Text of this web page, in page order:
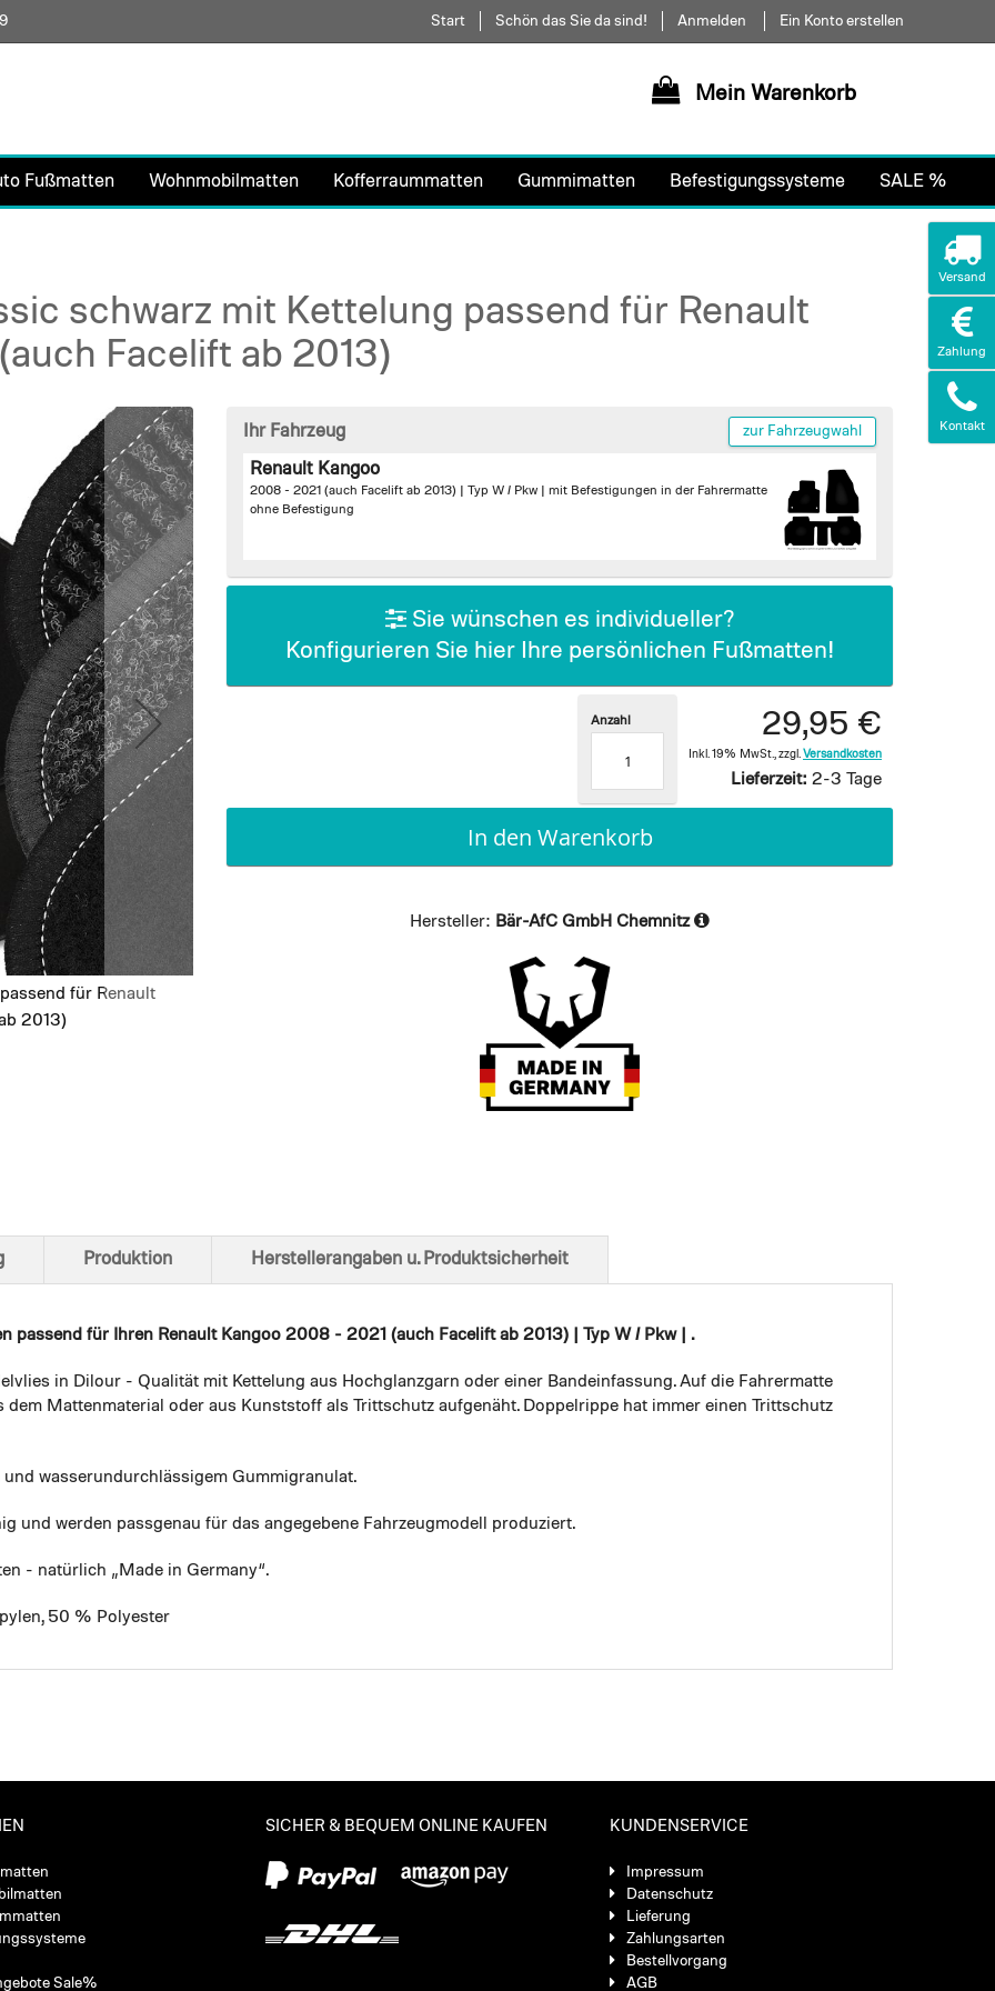
Direkt
zum
Start Schön das Sie da sind! Anmelden Ein Konto erstellen
Mein Warenkorb
Fußmatten Wohnmobilmatten Kofferraummatten Gummimatten Befestigungssysteme SALE %
schwarz mit Kettelung passend für Renault
Facelift ab 2013)
für Renault
2013)
Ansicht von unten
Ihr Fahrzeug zur Fahrzeugwahl
Renault Kangoo
2008 - 2021 (auch Facelift ab 2013) | Typ W / Pkw | mit Befestigungen in der Fahrermatte
ohne Befestigung
Sie wünschen es individueller?
Konfigurieren Sie hier Ihre persönlichen Fußmatten!
29,95 €
Inkl. 19% MwSt. zzgl. Versandkosten
Lieferzeit: 2-3 Tage
Anzahl
In den Warenkorb
Hersteller: Bär-AfC GmbH Chemnitz
passend für Ihren Renault Kangoo 2008 - 2021 (auch Facelift ab 2013) | Typ W / Pkw | .
in Dilour - Qualität mit Kettelung aus Hochglanzgarn oder einer Bandeinfassung. Auf die Fahrermatte
Mattenmaterial oder aus Kunststoff als Trittschutz aufgenäht. Doppelrippe hat immer einen Trittschutz
wasserundurchlässigem Gummigranulat.
und werden passgenau für das angegebene Fahrzeugmodell produziert.
- natürlich „Made in Germany“.
50 % Polyester
Produktion Herstellerangaben u. Produktsicherheit
Sale%
SICHER & BEQUEM ONLINE KAUFEN KUNDENSERVICE
Impressum
Datenschutz
Lieferung
Zahlungsarten
Bestellvorgang
AGB
Versand
Zahlung
Kontakt